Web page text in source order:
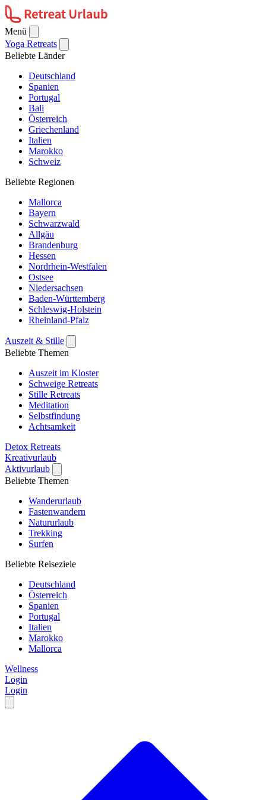
Menü
Yoga Retreats
Beliebte Länder
Deutschland
Spanien
Portugal
Bali
Österreich
Griechenland
Italien
Marokko
Schweiz
Beliebte Regionen
Mallorca
Bayern
Schwarzwald
Allgäu
Brandenburg
Hessen
Nordrhein-Westfalen
Ostsee
Niedersachsen
Baden-Württemberg
Schleswig-Holstein
Rheinland-Pfalz
Auszeit & Stille
Beliebte Themen
Auszeit im Kloster
Schweige Retreats
Stille Retreats
Meditation
Selbstfindung
Achtsamkeit
Detox Retreats
Kreativurlaub
Aktivurlaub
Beliebte Themen
Wanderurlaub
Fastenwandern
Natururlaub
Trekking
Surfen
Beliebte Reiseziele
Deutschland
Österreich
Spanien
Portugal
Italien
Marokko
Mallorca
Wellness
Login
Login